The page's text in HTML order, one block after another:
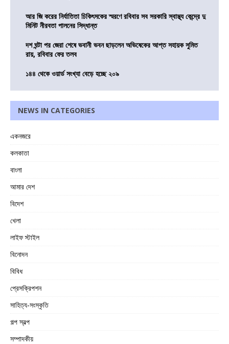
আর জি করের নির্যাতিতা চিকিৎসকের স্মরণে রবিবার সব সরকারি স্বাস্থ্য কেন্দ্রে দু
মিনিট নীরবতা পালনের সিদ্ধান্ত
দশ ঘন্টা পর জেরা শেষে ভবানী ভবন ছাড়লেন অভিষেকের আপ্ত সহায়ক সুমিত
রায়, রবিবার ফের তলব
১৪৪ থেকে ওয়ার্ড সংখ্যা বেড়ে হচ্ছে ২০৯
NEWS IN CATEGORIES
একনজরে
কলকাতা
বাংলা
আমার দেশ
বিদেশ
খেলা
লাইফ স্টাইল
বিনোদন
বিবিধ
প্রেসক্রিপশন
সাহিত্য-সংস্কৃতি
গল্প স্বল্প
সম্পাদকীয়